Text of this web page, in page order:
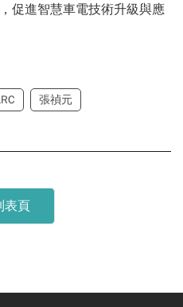
促進智慧車電技術升級與應
張禎元
表頁